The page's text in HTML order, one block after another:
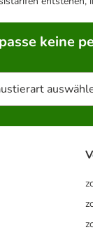
keine